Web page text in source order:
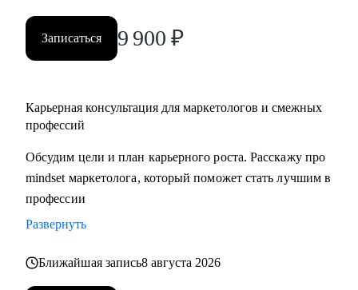
Записаться 9 900 ₽
Карьерная консультация для маркетологов и смежных
профессий
Обсудим цели и план карьерного роста. Расскажу про
mindset маркетолога, который поможет стать лучшим в
профессии
Развернуть
Ближайшая запись8 августа 2026